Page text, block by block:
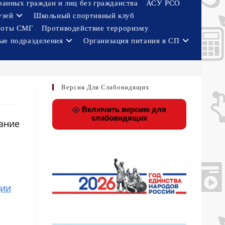
граждан и лиц без гражданства
АСУ РСО
Школьный спортивный клуб
СМГ
Противодействие терроризму
подразделения
Организация питания в СП
Версия Для Слабовидящих
Включить версию для
слабовидящих